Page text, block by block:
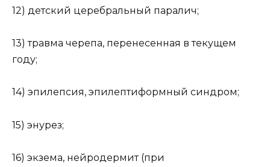
12) детский церебральный паралич;
13) травма черепа, перенесенная в текущем
году;
14) эпилепсия, эпилептиформный синдром;
15) энурез;
16) экзема, нейродермит (при